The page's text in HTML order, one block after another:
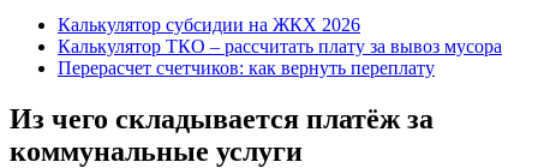
Калькулятор субсидии на ЖКХ 2026
Калькулятор ТКО – рассчитать плату за вывоз мусора
Перерасчет счетчиков: как вернуть переплату
Из чего складывается платёж за
коммунальные услуги